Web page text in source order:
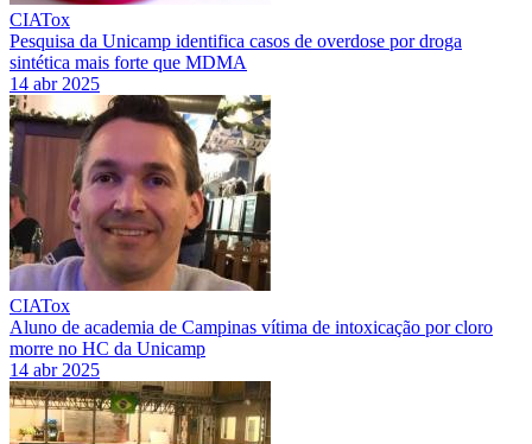
CIATox
Pesquisa da Unicamp identifica casos de overdose por droga
sintética mais forte que MDMA
14 abr 2025
CIATox
Aluno de academia de Campinas vítima de intoxicação por cloro
morre no HC da Unicamp
14 abr 2025